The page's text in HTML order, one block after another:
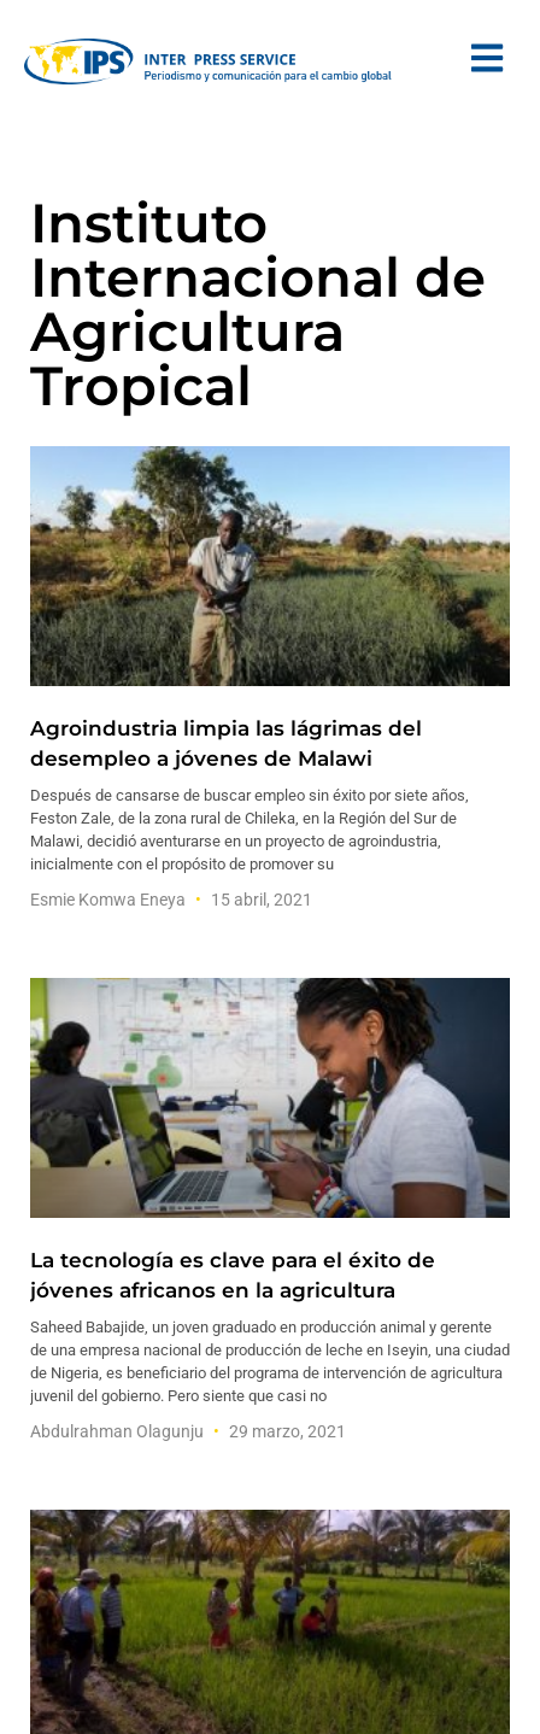
Instituto
Internacional de
Agricultura
Tropical
Agroindustria limpia las lágrimas del
desempleo a jóvenes de Malawi
Después de cansarse de buscar empleo sin éxito por siete años,
Feston Zale, de la zona rural de Chileka, en la Región del Sur de
Malawi, decidió aventurarse en un proyecto de agroindustria,
inicialmente con el propósito de promover su
Esmie Komwa Eneya 15 abril, 2021
La tecnología es clave para el éxito de
jóvenes africanos en la agricultura
Saheed Babajide, un joven graduado en producción animal y gerente
de una empresa nacional de producción de leche en Iseyin, una ciudad
de Nigeria, es beneficiario del programa de intervención de agricultura
juvenil del gobierno. Pero siente que casi no
Abdulrahman Olagunju 29 marzo, 2021